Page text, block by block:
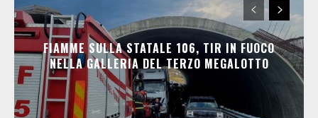
FIAMME SULLA STATALE 106, TIR IN FUOCO
NELLA GALLERIA DEL TERZO MEGALOTTO